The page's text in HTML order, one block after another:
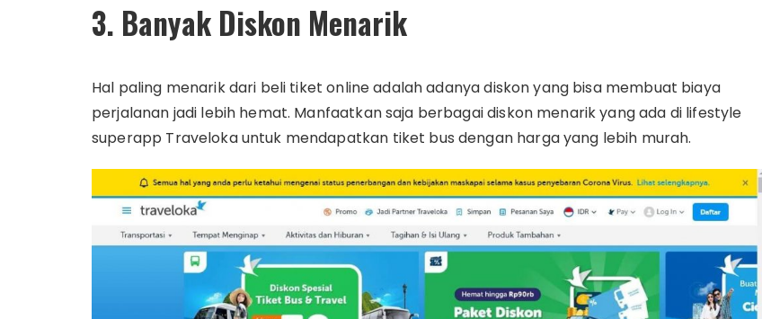
3. Banyak Diskon Menarik
Hal paling menarik dari beli tiket online adalah adanya diskon yang bisa membuat biaya
perjalanan jadi lebih hemat. Manfaatkan saja berbagai diskon menarik yang ada di lifestyle
superapp Traveloka untuk mendapatkan tiket bus dengan harga yang lebih murah.